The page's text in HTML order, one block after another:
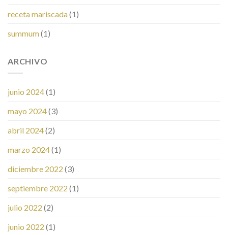
receta mariscada(1)
summum(1)
ARCHIVO
junio 2024(1)
mayo 2024(3)
abril 2024(2)
marzo 2024(1)
diciembre 2022 (3)
septiembre 2022 (1)
julio 2022 (2)
junio 2022 (1)